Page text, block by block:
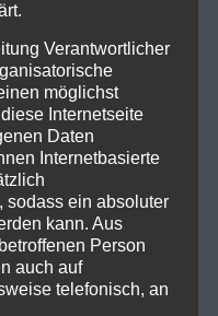
Verantwortlicher
möglichst
Internetseite
Daten
Internetbasierte
sodass ein absoluter
kann. Aus
Person
auch auf
telefonisch, an